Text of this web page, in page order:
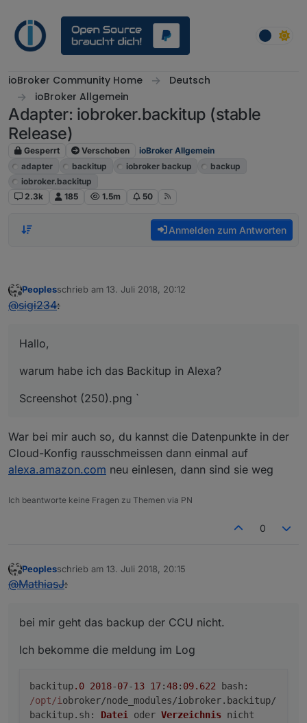
ioBroker Community Home
Deutsch
ioBroker Allgemein
Adapter: iobroker.backitup (stable
Release)
Gesperrt Verschoben
ioBroker Allgemein
adapter
backitup iobroker backup
backup
iobroker.backitup
2.3k
185 1.5m 50
Anmelden zum Antworten
Offline
Peoplesschrieb am 13. Juli 2018, 20:12
zuletzt editiert von
@sigi234:
Hallo,
warum habe ich das Backitup in Alexa?
Screenshot (250).png `
War bei mir auch so, du kannst die Datenpunkte in der
Cloud-Konfig rausschmeissen dann einmal auf
alexa.amazon.com neu einlesen, dann sind sie weg
Ich beantworte keine Fragen zu Themen via PN
0
Offline
Peoplesschrieb am 13. Juli 2018, 20:15
zuletzt editiert von
@MathiasJ:
bei mir geht das backup der CCU nicht.
Ich bekomme die meldung im Log
backitup.0 2018-07-13 17:48: 09.622 bash :
/opt/iobroker/node_modules/iobroker. backitup/
backitup. sh : Datei oder Verzeichnis nicht